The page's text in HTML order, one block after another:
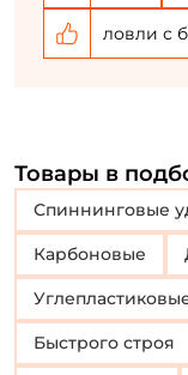
ловли с
Товары в
Спиннинговые
Карбоновые
Быстрого строя